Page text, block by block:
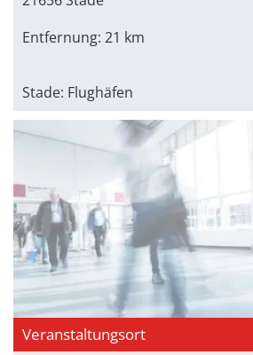
Entfernung: 21 km
Stade: Flughäfen
Veranstaltungsort